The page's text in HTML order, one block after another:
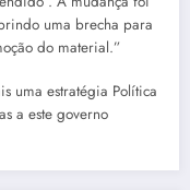
uma brecha para
do material.”
uma estratégia Política
a este governo